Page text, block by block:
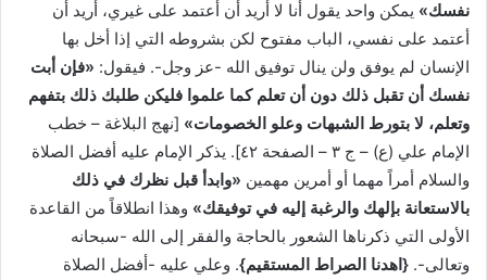
نفسك» يمكن واحد يقول أنا لا أريد أن أعتمد على غيري، أريد أن
أعتمد على نفسي، الباب مفتوح لكن بشروطه التي إذا أخل بها
الإنسان لم يوفق ولن ينال توفيق الله -عز وجل-. فيقول: «فإن أبت
نفسك أن تقبل ذلك دون أن تعلم كما علموا فليكن طلبك ذلك بتفهم
وتعلم، لا بتورط الشبهات وعلو الخصومات» [نهج البلاغة – خطب
الإمام علي (ع) – ج ٣ – الصفحة ٤٢]. يذكر الإمام عليه أفضل الصلاة
والسلام أمراً مهما أو أمرين مهمين «وابدأ قبل نظرك في ذلك
بالاستعانة بإلهك والرغبة إليه في توفيقك» وهذا انطلاقاً من القاعدة
الأولى التي ذكرناها الشعور بالحاجة والفقر إلى الله -سبحانه
وتعالى-. {اهدنا الصراط المستقيم}. وعلي عليه -أفضل الصلاة